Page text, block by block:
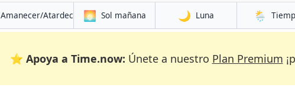
Amanecer/Atardecer 🌅 Sol mañana 🌙 Luna 🌦️
⭐ Apoya a Time.now: Únete a nuestro Plan Premium